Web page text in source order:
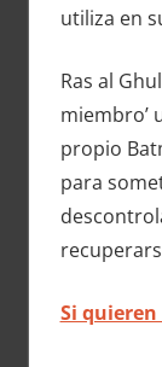
utiliza en
Ras al
miembro’
propio
para
Si